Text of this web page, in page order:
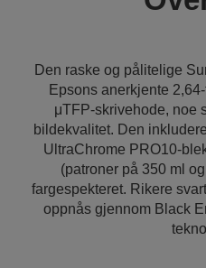
Den raske og pålitelige
Epsons anerkjente
μTFP-skrivehode, noe
bildekvalitet. Den
UltraChrome PRO10-
(patroner på 350 ml
fargespekteret. Rikere
oppnås gjennom Black